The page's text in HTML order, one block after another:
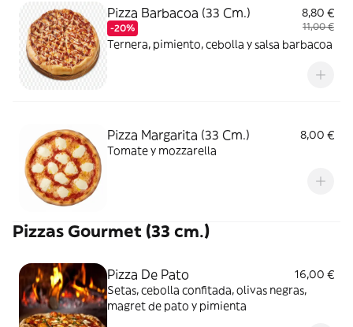
Pizza Barbacoa (33 Cm.)
-20%
8,80 €
11,00 €
Ternera, pimiento, cebolla y salsa barbacoa
Pizza Margarita (33 Cm.)
8,00 €
Tomate y mozzarella
Pizzas Gourmet (33 cm.)
Pizza De Pato
16,00 €
Setas, cebolla confitada, olivas negras,
magret de pato y pimienta